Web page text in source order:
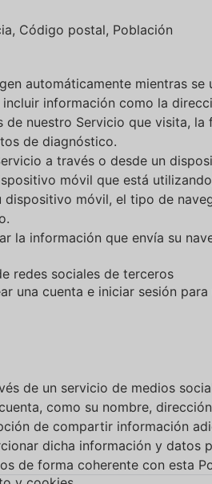
Código postal, Población
automáticamente mientras se
información como la
de nuestro Servicio que visita,
de diagnóstico.
a través o desde un
móvil que está
dispositivo móvil, el tipo de
la información que envía su
redes sociales de terceros
una cuenta e iniciar sesión
de un servicio de medios
como su nombre,
de compartir información
dicha información y datos
de forma coherente con esta